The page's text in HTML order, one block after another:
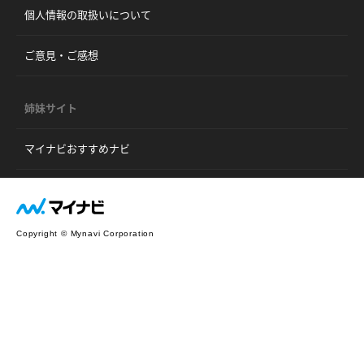
個人情報の取扱いについて
ご意見・ご感想
姉妹サイト
マイナビおすすめナビ
Copyright © Mynavi Corporation